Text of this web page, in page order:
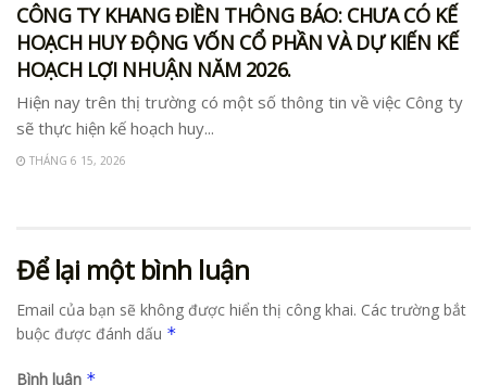
CÔNG TY KHANG ĐIỀN THÔNG BÁO: CHƯA CÓ KẾ
HOẠCH HUY ĐỘNG VỐN CỔ PHẦN VÀ DỰ KIẾN KẾ
HOẠCH LỢI NHUẬN NĂM 2026.
Hiện nay trên thị trường có một số thông tin về việc Công ty
sẽ thực hiện kế hoạch huy...
THÁNG 6 15, 2026
Để lại một bình luận
Email của bạn sẽ không được hiển thị công khai. Các trường bắt
buộc được đánh dấu *
Bình luận *